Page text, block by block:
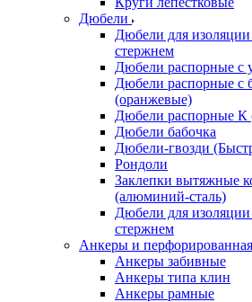
Дюбели
Дюбели для
стержнем
Дюбели распорные с
Дюбели распорные c
(оранжевые)
Дюбели распорные К
Дюбели бабочка
Дюбели-гвозди
Рондоли
Заклепки вытяжные
(алюминий-сталь)
Дюбели для
стержнем
Анкеры и
Анкеры забивные
Анкеры типа клин
Анкеры рамные